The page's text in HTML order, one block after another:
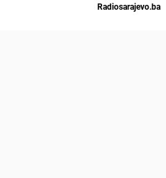
Radiosarajevo.ba